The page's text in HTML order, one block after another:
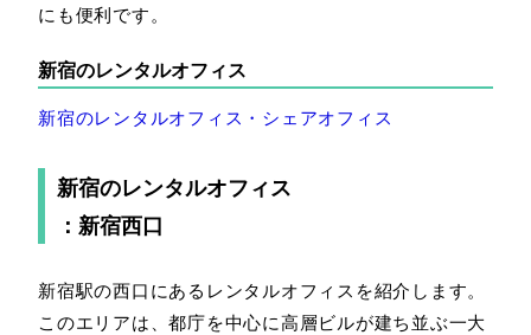
にも便利です。
新宿のレンタルオフィス
新宿のレンタルオフィス・シェアオフィス
新宿のレンタルオフィス
：新宿西口
新宿駅の西口にあるレンタルオフィスを紹介します。
このエリアは、都庁を中心に高層ビルが建ち並ぶ一大